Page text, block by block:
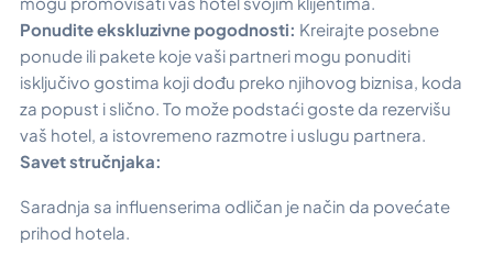
Ponudite ekskluzivne pogodnosti: Kreirajte posebne
ponude ili pakete koje vaši partneri mogu ponuditi
isključivo gostima koji dođu preko njihovog biznisa, koda
za popust i slično. To može podstaći goste da rezervišu
vaš hotel, a istovremeno razmotre i uslugu partnera.
Savet stručnjaka:
Saradnja sa influenserima odličan je način da povećate
prihod hotela.